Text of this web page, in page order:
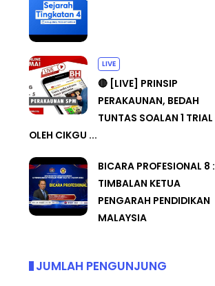
LIVE
🔴 [LIVE] PRINSIP
PERAKAUNAN, BEDAH
TUNTAS SOALAN 1 TRIAL
OLEH CIKGU ...
BICARA PROFESIONAL 8 :
TIMBALAN KETUA
PENGARAH PENDIDIKAN
MALAYSIA
JUMLAH PENGUNJUNG